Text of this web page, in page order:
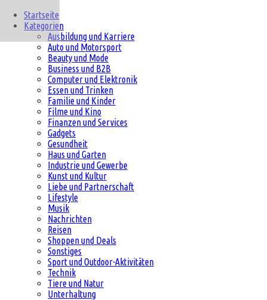
Startseite
Kategorien
Ausbildung und Karriere
Auto und Motorsport
Beauty und Mode
Business und B2B
Computer und Elektronik
Essen und Trinken
Familie und Kinder
Filme und Kino
Finanzen und Services
Gadgets
Gesundheit
Haus und Garten
Industrie und Gewerbe
Kunst und Kultur
Liebe und Partnerschaft
Lifestyle
Musik
Nachrichten
Reisen
Shoppen und Deals
Sonstiges
Sport und Outdoor-Aktivitäten
Technik
Tiere und Natur
Unterhaltung